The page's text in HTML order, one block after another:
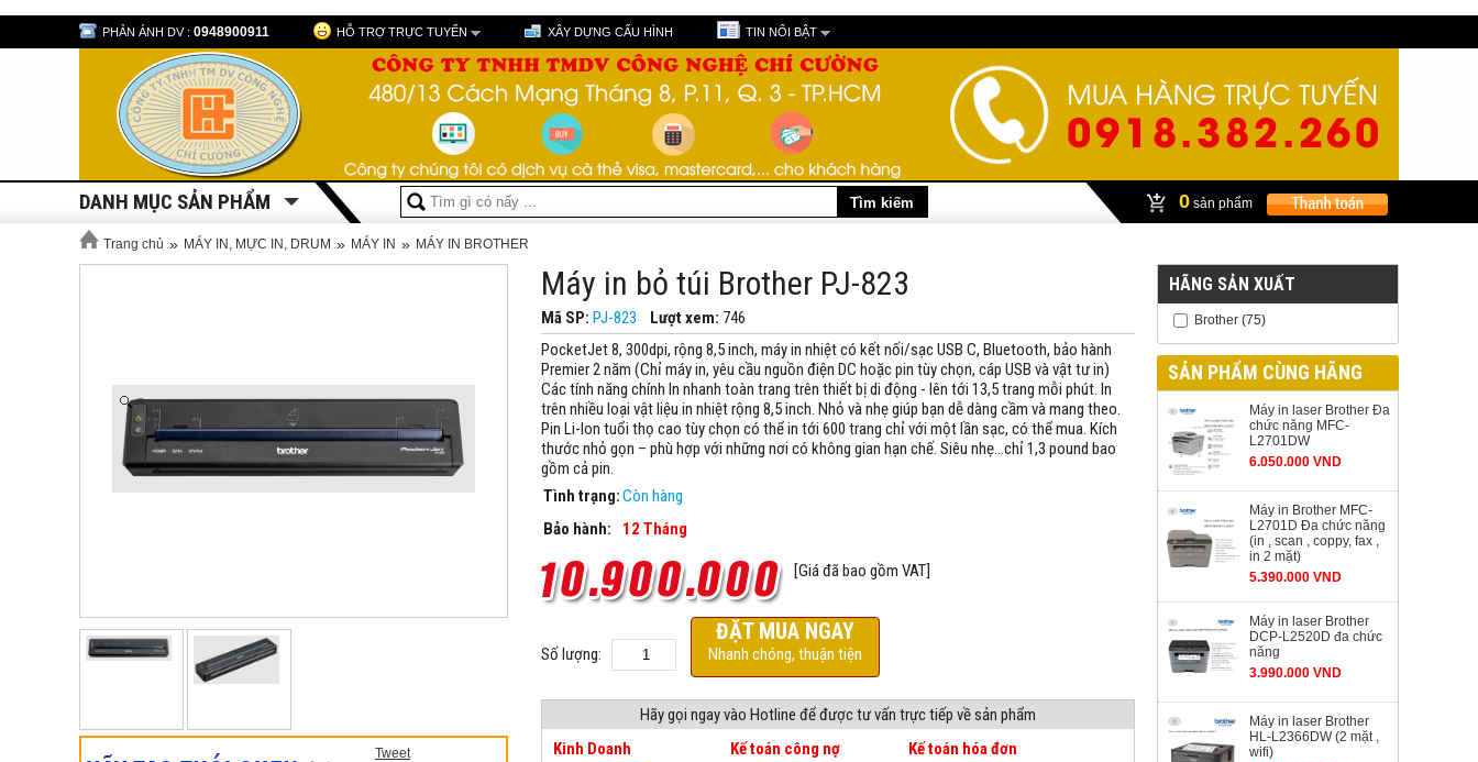
PHẢN ÁNH DV : 0948900911 HỖ TRỢ TRỰC TUYẾN XÂY DỰNG CẤU HÌNH TIN NỔI BẬT
DANH MỤC SẢN PHẨM 0 sản phẩm
Trang chủ » MÁY IN, MỰC IN, DRUM » MÁY IN » MÁY IN BROTHER
Zoom
Tweet
Máy in bỏ túi Brother PJ-823
Mã SP: PJ-823 Lượt xem: 746
PocketJet 8, 300dpi, rộng 8,5 inch, máy in nhiệt có kết nối/sạc USB C, Bluetooth, bảo hành
Premier 2 năm (Chỉ máy in, yêu cầu nguồn điện DC hoặc pin tùy chọn, cáp USB và vật tư in)
Các tính năng chính In nhanh toàn trang trên thiết bị di động - lên tới 13,5 trang mỗi phút. In
trên nhiều loại vật liệu in nhiệt rộng 8,5 inch. Nhỏ và nhẹ giúp bạn dễ dàng cầm và mang theo.
Pin Li-Ion tuổi thọ cao tùy chọn có thể in tới 600 trang chỉ với một lần sạc, có thể mua. Kích
thước nhỏ gọn – phù hợp với những nơi có không gian hạn chế. Siêu nhẹ…chỉ 1,3 pound bao
gồm cả pin.
Tình trạng:Còn hàng
Bảo hành:
12 Tháng
[Giá đã bao gồm VAT]
Số lượng:
ĐẶT MUA NGAY
Nhanh chóng, thuận tiện
Hãy gọi ngay vào Hotline để được tư vấn trực tiếp về sản phẩm
Kinh Doanh
Kế toán công nợ Kế toán hóa đơn
HÃNG SẢN XUẤT
Brother (75)
SẢN PHẨM CÙNG HÃNG
Máy in laser Brother Đa
chức năng MFC-
L2701DW
6.050.000 VND
Máy in Brother MFC-
L2701D Đa chức năng
(in , scan , coppy, fax ,
in 2 mặt)
5.390.000 VND
Máy in laser Brother
DCP-L2520D đa chức
năng
3.990.000 VND
Máy in laser Brother
HL-L2366DW (2 mặt ,
wifi)